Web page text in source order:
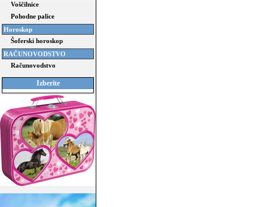
Voščilnice
Pohodne palice
Horoskop
Šoferski horoskop
RAČUNOVODSTVO
Računovodstvo
Izberite